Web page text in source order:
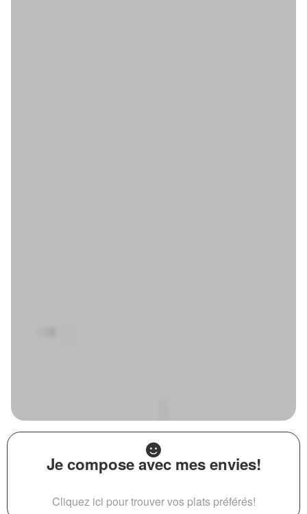
Je compose avec mes envies!
Cliquez ici pour trouver vos plats préférés!